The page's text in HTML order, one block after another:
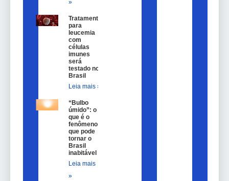
»
Tratamento
para
leucemia
com
células
imunes
será
testado no
Brasil
Leia mais »
“Bulbo
úmido”: o
que é o
fenômeno
que pode
tornar o
Brasil
inabitável
Leia mais
»